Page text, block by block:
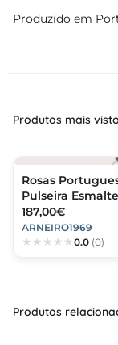
Produzido em
Produtos mais
Rosas
Pulseira Esmalte
187,00€
ARNEIRO1969
0.0 (0)
Produtos